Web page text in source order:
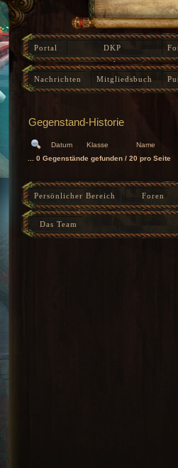
Portal
DKP
‹
Gegenstand-Historie
Nachrichten Mitgliedsbuch
Gegenstand-Historie
Datum Klasse Name
... 0 Gegenstände gefunden / 20 pro Seite
Persönlicher Bereich Foren
Das Team